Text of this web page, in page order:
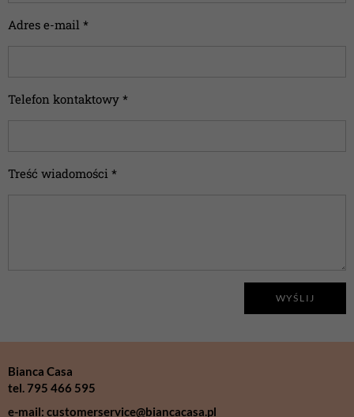
Adres e-mail *
Telefon kontaktowy *
Treść wiadomości *
WYŚLIJ
Bianca Casa
tel. 795 466 595
e-mail: customerservice@biancacasa.pl